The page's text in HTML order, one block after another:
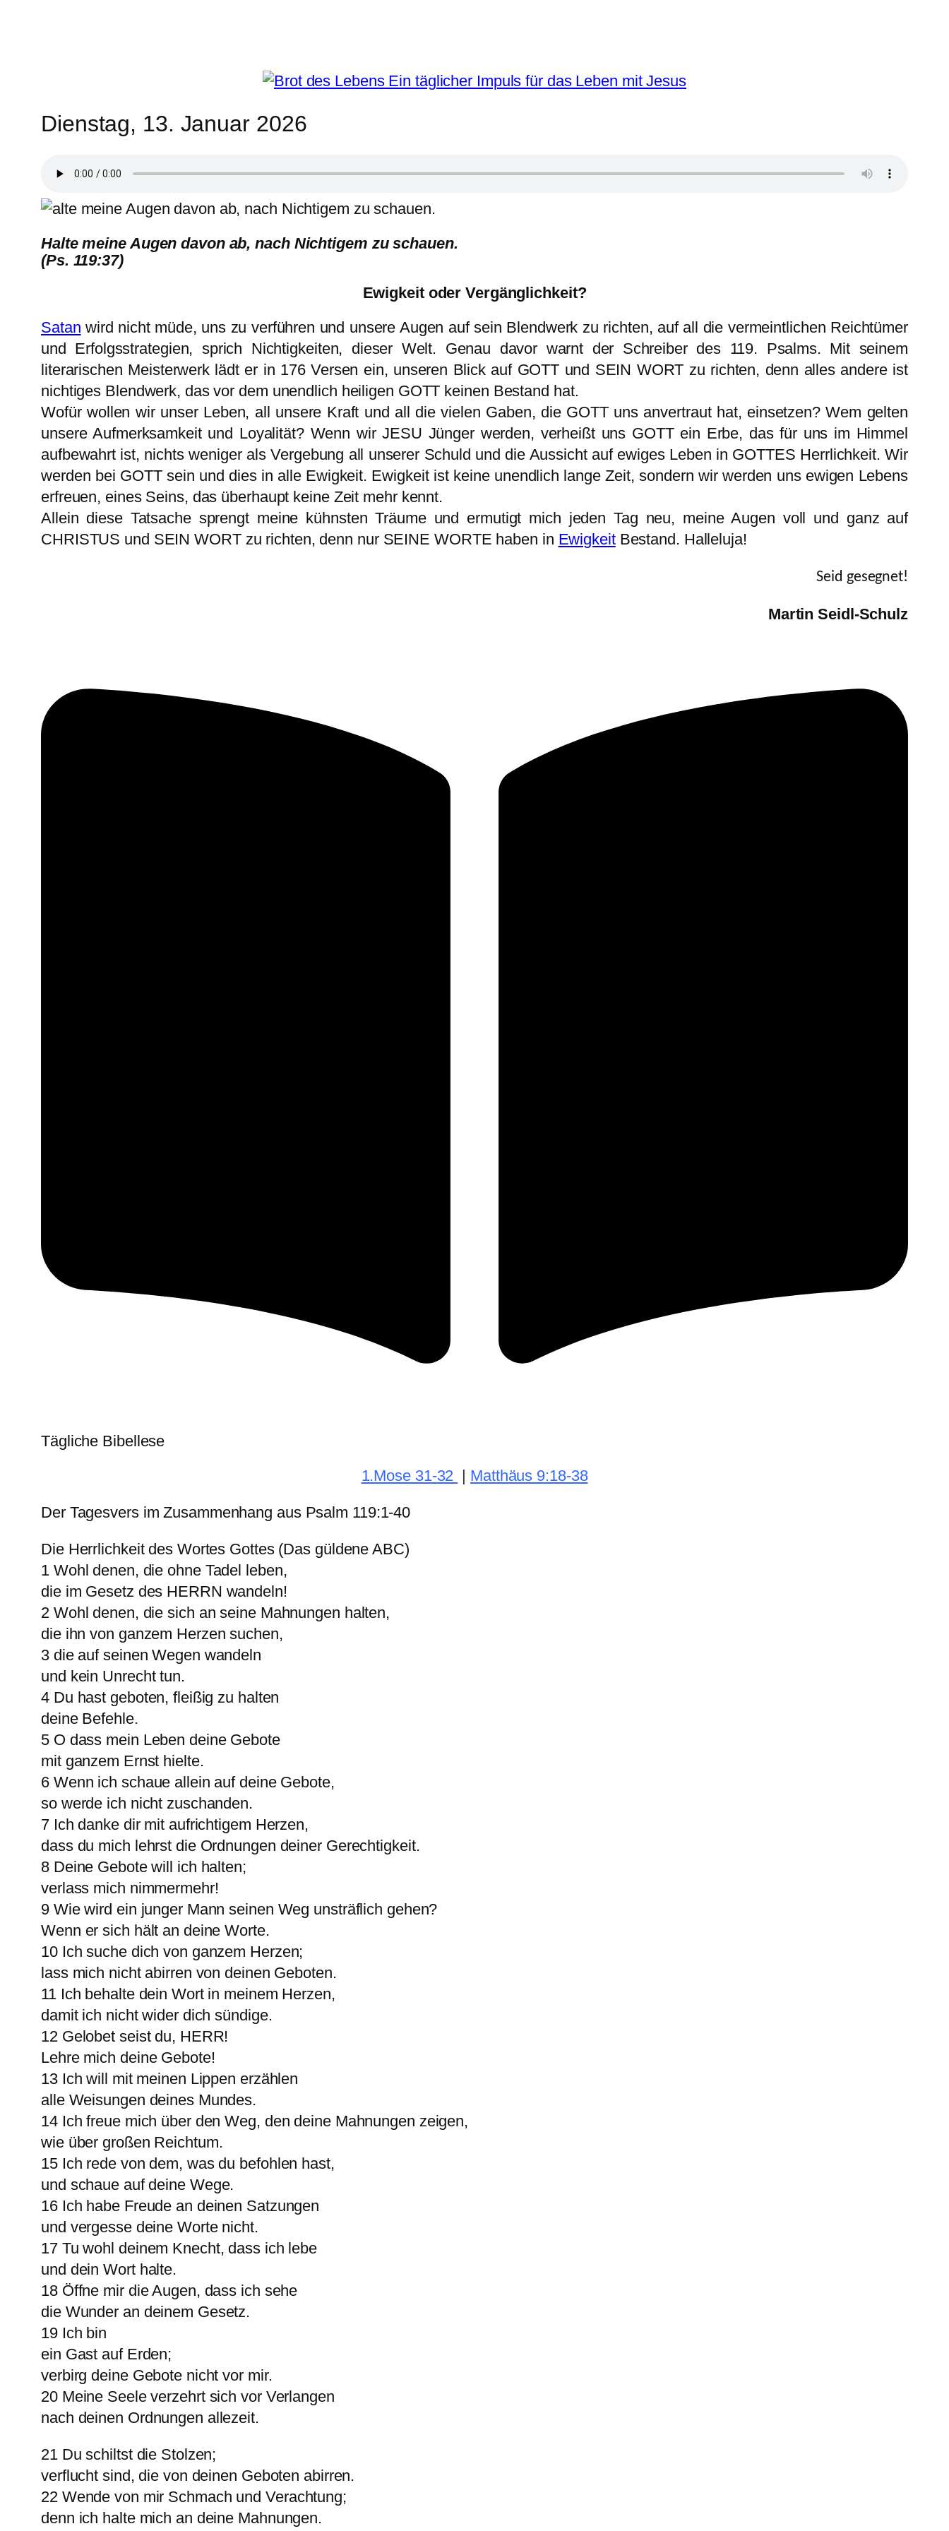
Dienstag, 13. Januar 2026
Halte meine Augen davon ab, nach Nichtigem zu schauen.
(Ps. 119:37)
Ewigkeit oder Vergänglichkeit?
Satan wird nicht müde, uns zu verführen und unsere Augen auf sein Blendwerk zu richten, auf all die vermeintlichen Reichtümer
und Erfolgsstrategien, sprich Nichtigkeiten, dieser Welt. Genau davor warnt der Schreiber des 119. Psalms. Mit seinem
literarischen Meisterwerk lädt er in 176 Versen ein, unseren Blick auf GOTT und SEIN WORT zu richten, denn alles andere ist
nichtiges Blendwerk, das vor dem unendlich heiligen GOTT keinen Bestand hat.
Wofür wollen wir unser Leben, all unsere Kraft und all die vielen Gaben, die GOTT uns anvertraut hat, einsetzen? Wem gelten
unsere Aufmerksamkeit und Loyalität? Wenn wir JESU Jünger werden, verheißt uns GOTT ein Erbe, das für uns im Himmel
aufbewahrt ist, nichts weniger als Vergebung all unserer Schuld und die Aussicht auf ewiges Leben in GOTTES Herrlichkeit. Wir
werden bei GOTT sein und dies in alle Ewigkeit. Ewigkeit ist keine unendlich lange Zeit, sondern wir werden uns ewigen Lebens
erfreuen, eines Seins, das überhaupt keine Zeit mehr kennt.
Allein diese Tatsache sprengt meine kühnsten Träume und ermutigt mich jeden Tag neu, meine Augen voll und ganz auf
CHRISTUS und SEIN WORT zu richten, denn nur SEINE WORTE haben in EwigkeitBestand. Halleluja!
Seid gesegnet!
Martin Seidl-Schulz
Tägliche Bibellese
1.Mose 31-32 | Matthäus 9:18-38
Der Tagesvers im Zusammenhang aus Psalm 119:1-40
Die Herrlichkeit des Wortes Gottes (Das güldene ABC)
1 Wohl denen, die ohne Tadel leben,
die im Gesetz des HERRN wandeln!
2 Wohl denen, die sich an seine Mahnungen halten,
die ihn von ganzem Herzen suchen,
3 die auf seinen Wegen wandeln
und kein Unrecht tun.
4 Du hast geboten, fleißig zu halten
deine Befehle.
5 O dass mein Leben deine Gebote
mit ganzem Ernst hielte.
6 Wenn ich schaue allein auf deine Gebote,
so werde ich nicht zuschanden.
7 Ich danke dir mit aufrichtigem Herzen,
dass du mich lehrst die Ordnungen deiner Gerechtigkeit.
8 Deine Gebote will ich halten;
verlass mich nimmermehr!
9 Wie wird ein junger Mann seinen Weg unsträflich gehen?
Wenn er sich hält an deine Worte.
10 Ich suche dich von ganzem Herzen;
lass mich nicht abirren von deinen Geboten.
11 Ich behalte dein Wort in meinem Herzen,
damit ich nicht wider dich sündige.
12 Gelobet seist du, HERR!
Lehre mich deine Gebote!
13 Ich will mit meinen Lippen erzählen
alle Weisungen deines Mundes.
14 Ich freue mich über den Weg, den deine Mahnungen zeigen,
wie über großen Reichtum.
15 Ich rede von dem, was du befohlen hast,
und schaue auf deine Wege.
16 Ich habe Freude an deinen Satzungen
und vergesse deine Worte nicht.
17 Tu wohl deinem Knecht, dass ich lebe
und dein Wort halte.
18 Öffne mir die Augen, dass ich sehe
die Wunder an deinem Gesetz.
19 Ich bin
ein Gast auf Erden;
verbirg deine Gebote nicht vor mir.
20 Meine Seele verzehrt sich vor Verlangen
nach deinen Ordnungen allezeit.
21 Du schiltst die Stolzen;
verflucht sind, die von deinen Geboten abirren.
22 Wende von mir Schmach und Verachtung;
denn ich halte mich an deine Mahnungen.